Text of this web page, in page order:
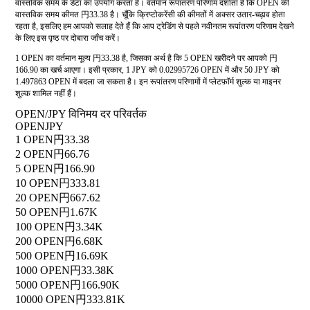
वास्तविक समय के डेटा का उपयोग करता है। वर्तमान रूपांतरण परिणाम दर्शाता है कि OPEN की
वास्तविक समय कीमत 円33.38 है। चूँकि क्रिप्टोकरेंसी की कीमतों में अक्सर उतार-चढ़ाव होता
रहता है, इसलिए हम आपको सलाह देते हैं कि आप ट्रेडिंग से पहले नवीनतम रूपांतरण परिणाम देखने
के लिए इस पृष्ठ पर दोबारा जाँच करें।
1 OPEN का वर्तमान मूल्य 円33.38 है, जिसका अर्थ है कि 5 OPEN खरीदने पर आपको 円
166.90 का खर्च आएगा। इसी प्रकार, 1 JPY को 0.02995726 OPEN में और 50 JPY को
1.497863 OPEN में बदला जा सकता है। इन रूपांतरण परिणामों में प्लेटफ़ॉर्म शुल्क या माइनर
शुल्क शामिल नहीं हैं।
OPEN/JPY विनिमय दर परिवर्तक
OPENJPY
1 OPEN円33.38
2 OPEN円66.76
5 OPEN円166.90
10 OPEN円333.81
20 OPEN円667.62
50 OPEN円1.67K
100 OPEN円3.34K
200 OPEN円6.68K
500 OPEN円16.69K
1000 OPEN円33.38K
5000 OPEN円166.90K
10000 OPEN円333.81K